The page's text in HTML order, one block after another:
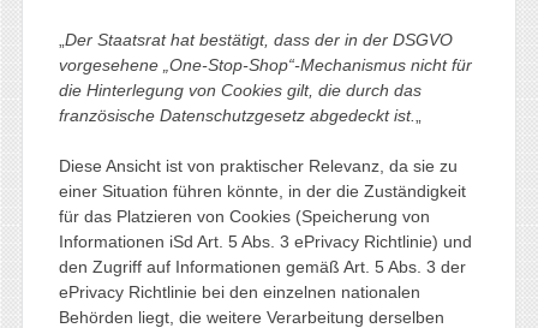
Der Staatsrat hat bestätigt, dass der in der DSGVO
vorgesehene „One-Stop-Shop“-Mechanismus nicht für
die Hinterlegung von Cookies gilt, die durch das
französische Datenschutzgesetz abgedeckt ist.
Diese Ansicht ist von praktischer Relevanz, da sie zu
einer Situation führen könnte, in der die Zuständigkeit
für das Platzieren von Cookies (Speicherung von
Informationen iSd Art. 5 Abs. 3 ePrivacy Richtlinie) und
den Zugriff auf Informationen gemäß Art. 5 Abs. 3 der
ePrivacy Richtlinie bei den einzelnen nationalen
Behörden liegt, die weitere Verarbeitung derselben